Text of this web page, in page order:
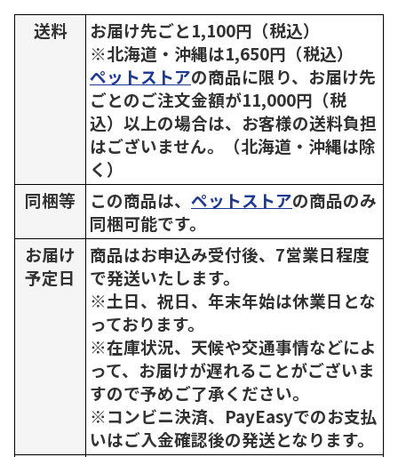
送料
お届け先ごと1,100円（税込）
※北海道・沖縄は1,650円（税込）
ペットストアの商品に限り、お届け先
ごとのご注文金額が11,000円（税
込）以上の場合は、お客様の送料負担
はございません。（北海道・沖縄は除
く）
同梱等
この商品は、 ペットストアの商品のみ
同梱可能です。
お届け
予定日
商品はお申込み受付後、7営業日程度
で発送いたします。
※土日、祝日、年末年始は休業日とな
っております。
※在庫状況、天候や交通事情などによ
って、お届けが遅れることがございま
すので予めご了承ください。
※コンビニ決済、PayEasyでのお支払
いはご入金確認後の発送となります。